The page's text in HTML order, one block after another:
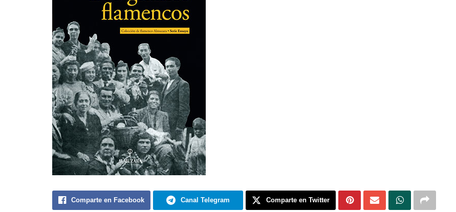
Comparte en Facebook Canal Telegram Comparte en Twitter